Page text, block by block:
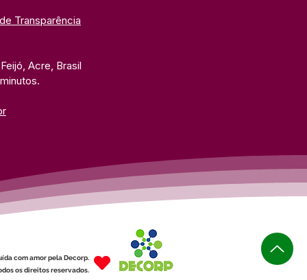
Transparência
Acre, Brasil
com amor pela Decorp.
os direitos reservados.